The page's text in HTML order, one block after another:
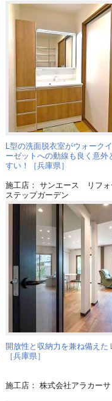
L型の洗面脱衣室がウォーク
ーゼットへの動線も良く意外
すい！［兵庫県］
施工店： サンエース リフ
ステップガーデン
開放性と収納力を兼ね備えた
［兵庫県］
施工店： 株式会社アラカーサ